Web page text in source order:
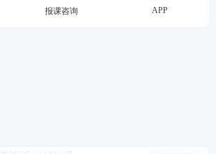
要求背诵，还需要在背诵的基础上进
报课咨询 APP